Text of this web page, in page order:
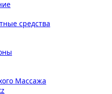
средства
Массажа